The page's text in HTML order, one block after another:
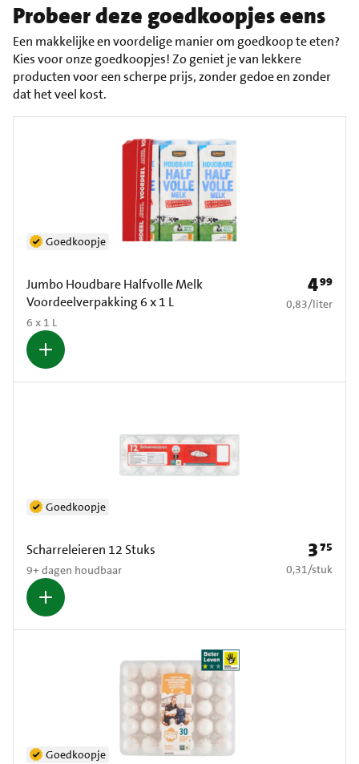
Probeer deze goedkoopjes eens
Een makkelijke en voordelige manier om goedkoop te eten?
Kies voor onze goedkoopjes! Zo geniet je van lekkere
producten voor een scherpe prijs, zonder gedoe en zonder
dat het veel kost.
Jumbo Houdbare Halfvolle Melk
Voordeelverpakking 6 x 1 L
6 x 1 L
Goedkoopje
Prijs: €
499
€ 0,83 per liter
0,83/liter
Scharreleieren 12 Stuks
9+ dagen houdbaar
Goedkoopje
Prijs: €
375
€ 0,31 per stuk
0,31/stuk
Goedkoopje